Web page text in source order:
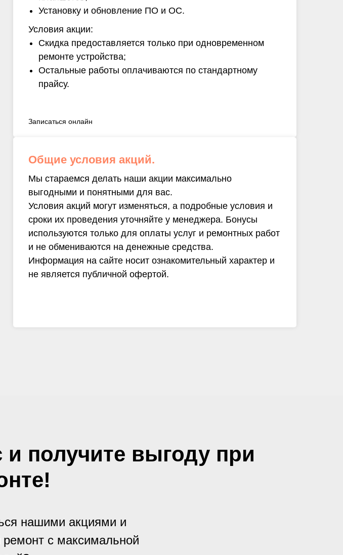
Установку и обновление ПО и ОС.
Условия акции:
Скидка предоставляется только при одновременном
ремонте устройства;
Остальные работы оплачиваются по стандартному
прайсу.
Записаться онлайн
Общие условия акций.
Мы стараемся делать наши акции максимально
выгодными и понятными для вас.
Условия акций могут изменяться, а подробные условия и
сроки их проведения уточняйте у менеджера. Бонусы
используются только для оплаты услуг и ремонтных работ
и не обмениваются на денежные средства.
Информация на сайте носит ознакомительный характер и
не является публичной офертой.
и получите выгоду при
нашими акциями и
ремонт с максимальной